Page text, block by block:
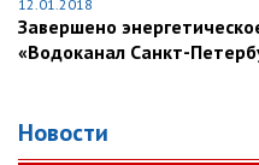
12.01.2018
Завершено
«Водоканал Санкт-
Новости